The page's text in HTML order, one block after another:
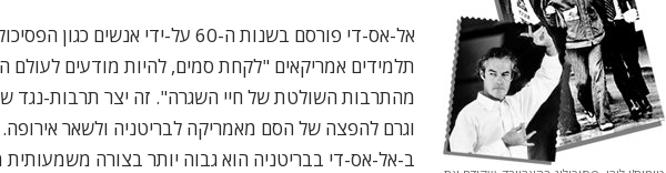
אל-אס-די פורסם בשנות ה-60 על-ידי
תלמידים אמריקאים "לקחת סמים, להיות מודעים
מהתרבות השולטת של חיי השגרה". זה יצר תרבות-נגד
וגרם להפצה של הסם מאמריקה לבריטניה ולשאר אירופה.
ב-אל-אס-די בבריטניה הוא גבוה יותר בצורה